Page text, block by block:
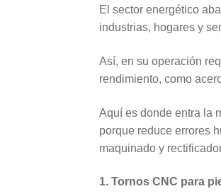
El sector energético
industrias, hogares y
Así, en su operación
rendimiento, como
Aquí es donde entra la
porque reduce errores
maquinado y
1. Tornos CNC para